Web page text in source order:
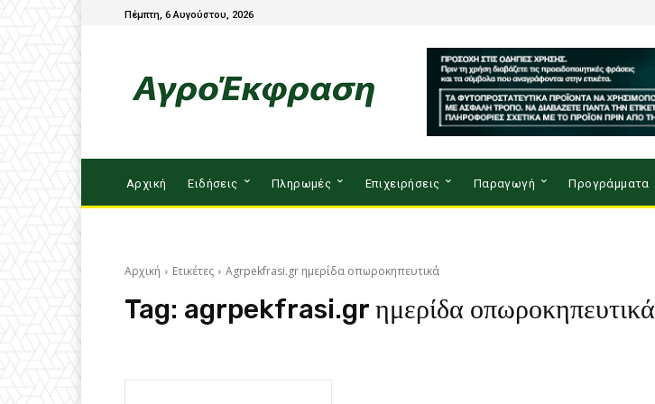
Πέμπτη, 6 Αυγούστου, 2026
Αρχική Ειδήσεις Πληρωμές Επιχειρήσεις Παραγωγή Προγράμματα
Αρχική Ετικέτες Agrpekfrasi.gr ημερίδα οπωροκηπευτικά
Tag: agrpekfrasi.gr ημερίδα οπωροκηπευτικά